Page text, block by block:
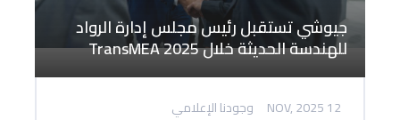
جيوشي تستقبل رئيس مجلس إدارة الرواد
للهندسة الحديثة خلال TransMEA 2025
12 NOV, 2025 وجودنا الإعلامي